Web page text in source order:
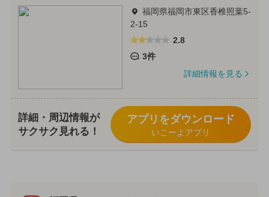
福岡県福岡市東区香椎照葉5-
2-15
2.8
3件
詳細情報を見る
詳細・周辺情報が
サクサク見れる！
アプリをダウンロード
いこーよアプリ